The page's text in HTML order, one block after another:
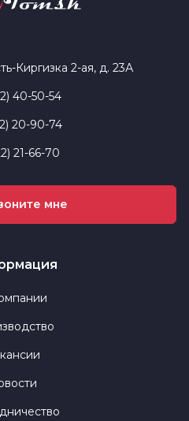
Киргизка 2-ая, д. 23А
40-50-54
20-90-74
21-66-70
мне